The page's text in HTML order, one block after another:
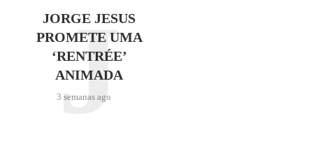
JORGE JESUS
PROMETE UMA
‘RENTRÉE’
ANIMADA
3 semanas ago
J